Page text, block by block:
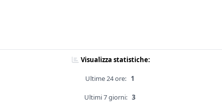
Visualizza statistiche:
Ultime 24 ore: 1
Ultimi 7 giorni: 3